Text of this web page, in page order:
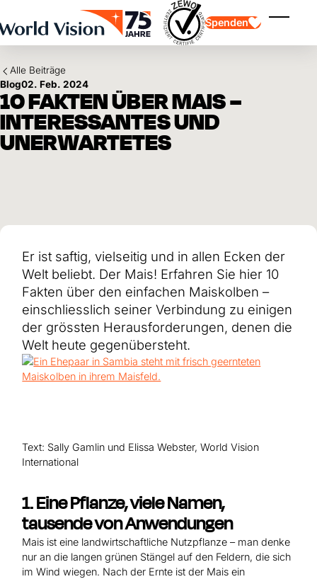
Spenden
Testament und Legat
Philanthropie
Unternehmenskooperationen
Erdbeben Venezuela
Hilfe für Ukraine
Hilfe für Sudan
Hilfe für Afghanistan
Alle Nothilfe-Projekte
Jahresbericht und Finanzen
Afrika
Asien
Lateinamerika
Naher Osten und Europa
Alle Beiträge
Blog02. Feb. 2024
10 FAKTEN ÜBER MAIS –
INTERESSANTES UND
UNERWARTETES
Er ist saftig, vielseitig und in allen Ecken der
Welt beliebt. Der Mais! Erfahren Sie hier 10
Fakten über den einfachen Maiskolben –
einschliesslich seiner Verbindung zu einigen
der grössten Herausforderungen, denen die
Welt heute gegenübersteht.
Text: Sally Gamlin und Elissa Webster, World Vision
International
1. Eine Pflanze, viele Namen,
tausende von Anwendungen
Mais ist eine landwirtschaftliche Nutzpflanze – man denke
nur an die langen grünen Stängel auf den Feldern, die sich
im Wind wiegen. Nach der Ernte ist der Mais ein